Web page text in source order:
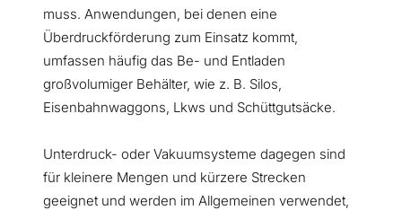
muss. Anwendungen, bei denen eine
Überdruckförderung zum Einsatz kommt,
umfassen häufig das Be- und Entladen
großvolumiger Behälter, wie z. B. Silos,
Eisenbahnwaggons, Lkws und Schüttgutsäcke.
Unterdruck- oder Vakuumsysteme dagegen sind
für kleinere Mengen und kürzere Strecken
geeignet und werden im Allgemeinen verwendet,